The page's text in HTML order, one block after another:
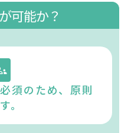
可能か？
須のため、原則
。